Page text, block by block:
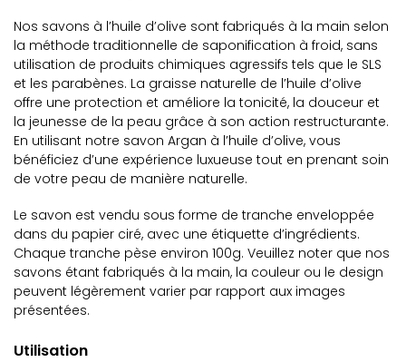
Nos savons à l’huile d’olive sont fabriqués à la main selon
la méthode traditionnelle de saponification à froid, sans
utilisation de produits chimiques agressifs tels que le SLS
et les parabènes. La graisse naturelle de l’huile d’olive
offre une protection et améliore la tonicité, la douceur et
la jeunesse de la peau grâce à son action restructurante.
En utilisant notre savon Argan à l’huile d’olive, vous
bénéficiez d’une expérience luxueuse tout en prenant soin
de votre peau de manière naturelle.
Le savon est vendu sous forme de tranche enveloppée
dans du papier ciré, avec une étiquette d’ingrédients.
Chaque tranche pèse environ 100g. Veuillez noter que nos
savons étant fabriqués à la main, la couleur ou le design
peuvent légèrement varier par rapport aux images
présentées.
Utilisation